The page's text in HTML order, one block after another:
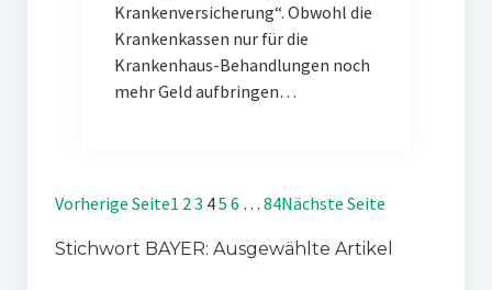
Krankenversicherung“. Obwohl die
Krankenkassen nur für die
Krankenhaus-Behandlungen noch
mehr Geld aufbringen…
Vorherige Seite1 23 45 6 … 84Nächste Seite
Stichwort BAYER: Ausgewählte Artikel